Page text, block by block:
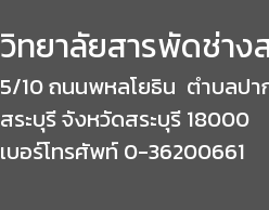
วิทยาลัยสารพัดช่าง
5/10 ถนนพหลโยธิน ตำบลปา
สระบุรี จังหวัดสระบุรี 18000
เบอร์โทรศัพท์ 0-36200661